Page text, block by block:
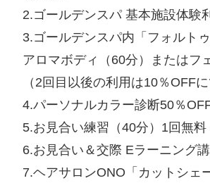
2.ゴールデンスパ 基本施設体験
3.ゴールデンスパ内「フォルト
アロマボディ（60分）またはフ
（2回目以後の利用は10％OFF
4.パーソナルカラー診断50％
5.お見合い練習（40分）1回無料
6.お見合い＆交際 Eラーニング
7.ヘアサロンONO「カットシェ